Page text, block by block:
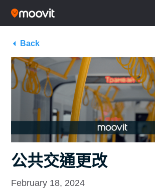
Back
公共交通更改
February 18, 2024